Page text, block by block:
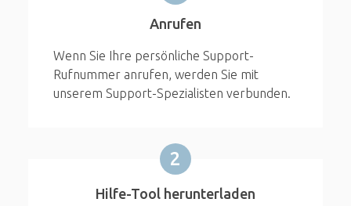
Anrufen
Wenn Sie Ihre persönliche Support-
Rufnummer anrufen, werden Sie mit
unserem Support-Spezialisten verbunden.
2
Hilfe-Tool herunterladen